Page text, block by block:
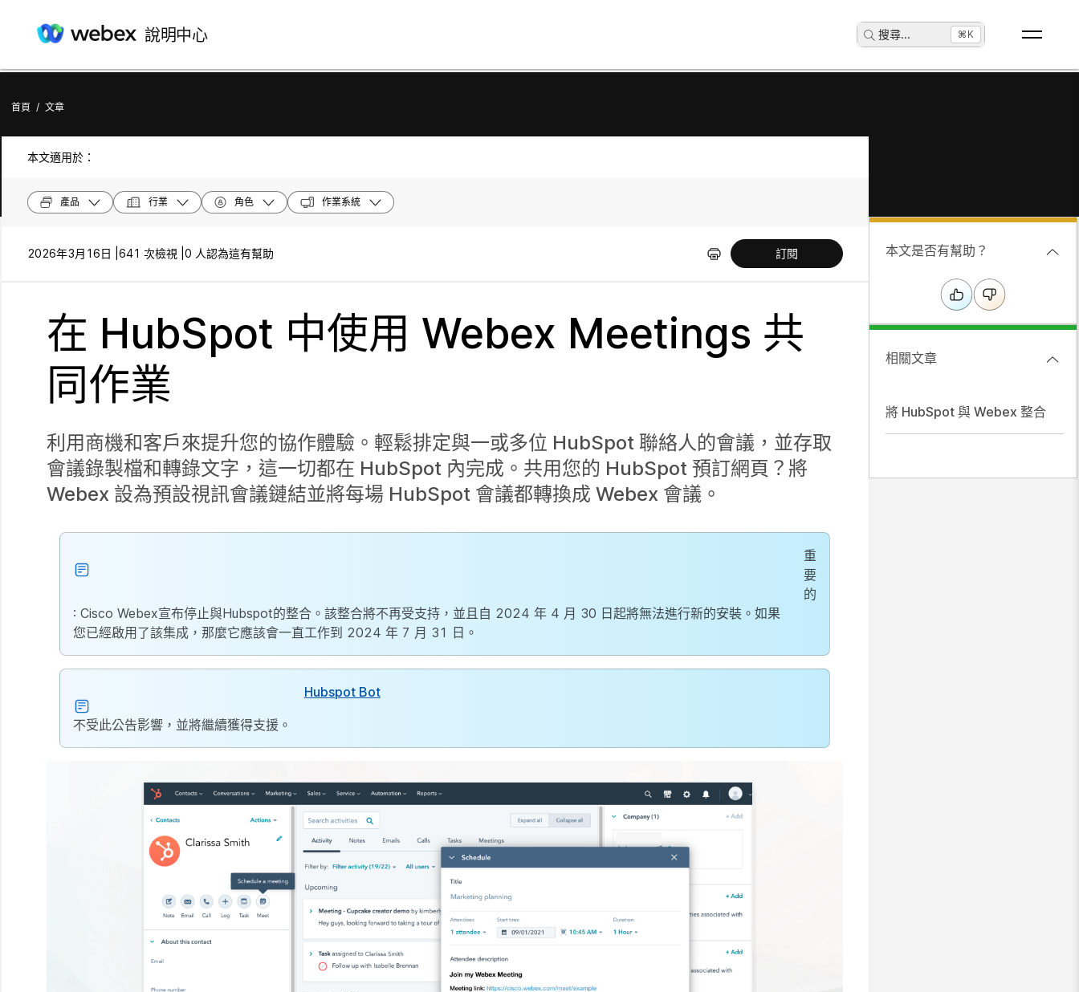
說明中心 搜尋... ⌘K
首頁 / 文章
本文適用於：
產品 行業 角色 作業系統
2026年3月16日 | 641 次檢視 | 0 人認為這有幫助 訂閱
在 HubSpot 中使用 Webex Meetings 共
同作業
利用商機和客戶來提升您的協作體驗。輕鬆排定與一或多位 HubSpot 聯絡人的會議，並存取
會議錄製檔和轉錄文字，這一切都在 HubSpot 內完成。共用您的 HubSpot 預訂網頁？將
Webex 設為預設視訊會議鏈結並將每場 HubSpot 會議都轉換成 Webex 會議。
重
要
的
: Cisco Webex宣布停止與Hubspot的整合。該整合將不再受支持，並且自 2024 年 4 月 30 日起將無法進行新的安裝。如果
您已經啟用了該集成，那麼它應該會一直工作到 2024 年 7 月 31 日。
Hubspot Bot
不受此公告影響，並將繼續獲得支援。
本文是否有幫助？
相關文章
將 HubSpot 與 Webex 整合